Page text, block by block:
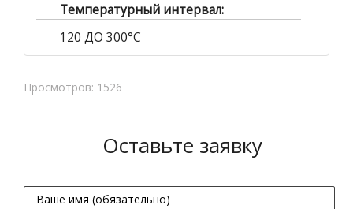
Температурный интервал:
120 ДО 300°C
Просмотров: 1526
Оставьте заявку